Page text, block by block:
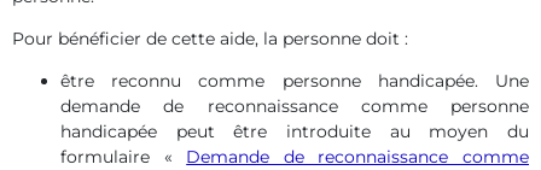
Pour bénéficier de cette aide, la personne doit :
être reconnu comme personne handicapée. Une
demande de reconnaissance comme personne
handicapée peut être introduite au moyen du
formulaire « Demande de reconnaissance comme